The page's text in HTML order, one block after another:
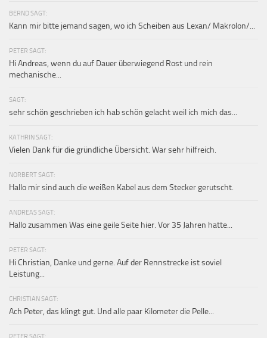
BERND SAGT:
Kann mir bitte jemand sagen, wo ich Scheiben aus Lexan/ Makrolon/...
PETER SAGT:
Hi Andreas, wenn du auf Dauer überwiegend Rost und rein
mechanische...
SAGT:
sehr schön geschrieben ich hab schön gelacht weil ich mich das...
KATHRIN SAGT:
Vielen Dank für die gründliche Übersicht. War sehr hilfreich.
NORBERT SAGT:
Hallo mir sind auch die weißen Kabel aus dem Stecker gerutscht.
ANDREAS SAGT:
Hallo zusammen Was eine geile Seite hier. Vor 35 Jahren hatte...
PETER SAGT:
Hi Christian, Danke und gerne. Auf der Rennstrecke ist soviel
Leistung...
CHRISTIAN SAGT:
Ach Peter, das klingt gut. Und alle paar Kilometer die Pelle...
PETER SAGT: